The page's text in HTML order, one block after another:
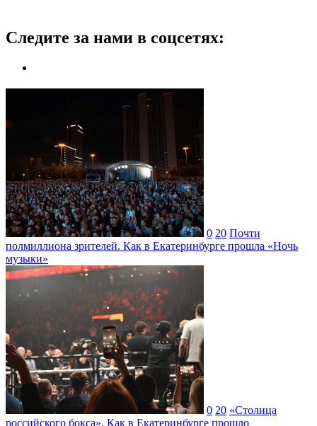
Следите за нами в соцсетях:
0 20 Почти
полмиллиона зрителей. Как в Екатеринбурге прошла «Ночь
музыки»
0 20 «Столица
российского бокса». Как в Екатеринбурге прошло